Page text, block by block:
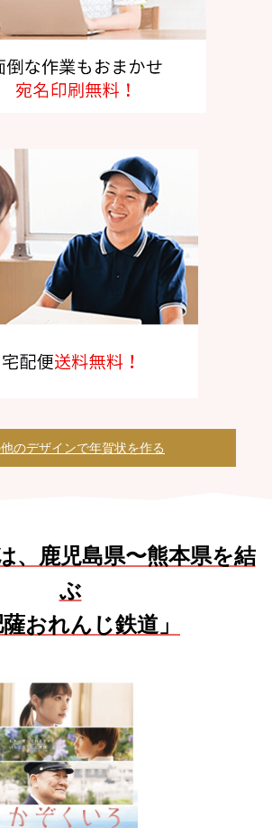
のデザインで年賀状を作る
、鹿児島県〜熊本県を結
ぶ
薩おれんじ鉄道」